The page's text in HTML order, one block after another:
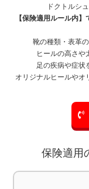
ドクトルシ
【保険適用ルール内
靴の種類・表革
ヒールの高さや
足の疾病や症状
オリジナルヒールやオ
保険適用